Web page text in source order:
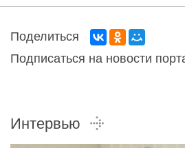
Поделиться
Подписаться на новости
Интервью